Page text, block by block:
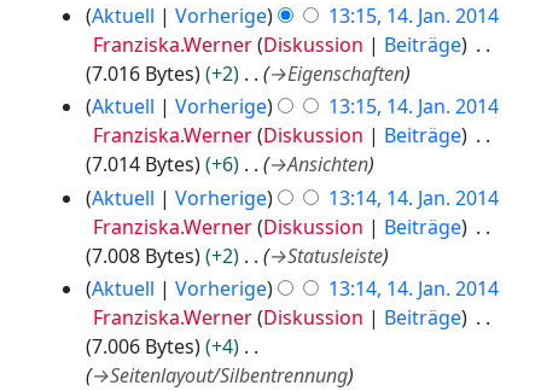
Aktuell
Vorherige
13:15, 14. Jan. 2014
Franziska.Werner Diskussion
Beiträge
7.016 Bytes
+2 →Eigenschaften
Aktuell
Vorherige
13:15, 14. Jan. 2014
Franziska.Werner Diskussion
Beiträge
7.014 Bytes
+6 →Ansichten
Aktuell
Vorherige
13:14, 14. Jan. 2014
Franziska.Werner Diskussion
Beiträge
7.008 Bytes
+2 →Statusleiste
Aktuell
Vorherige
13:14, 14. Jan. 2014
Franziska.Werner Diskussion
Beiträge
7.006 Bytes
+4
→Seitenlayout/Silbentrennung